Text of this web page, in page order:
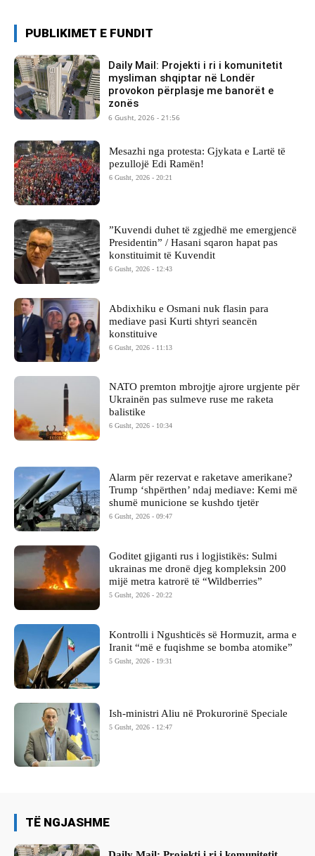
PUBLIKIMET E FUNDIT
Daily Mail: Projekti i ri i komunitetit
mysliman shqiptar në Londër
provokon përplasje me banorët e
zonës
6 Gusht, 2026 - 21:56
Mesazhi nga protesta: Gjykata e Lartë të
pezullojë Edi Ramën!
6 Gusht, 2026 - 20:21
​”Kuvendi duhet të zgjedhë me emergjencë
Presidentin” / Hasani sqaron hapat pas
konstituimit të Kuvendit
6 Gusht, 2026 - 12:43
Abdixhiku e Osmani nuk flasin para
mediave pasi Kurti shtyri seancën
konstituive
6 Gusht, 2026 - 11:13
NATO premton mbrojtje ajrore urgjente për
Ukrainën pas sulmeve ruse me raketa
balistike
6 Gusht, 2026 - 10:34
Alarm për rezervat e raketave amerikane?
Trump ‘shpërthen’ ndaj mediave: Kemi më
shumë municione se kushdo tjetër
6 Gusht, 2026 - 09:47
Goditet gjiganti rus i logjistikës: Sulmi
ukrainas me dronë djeg kompleksin 200
mijë metra katrorë të “Wildberries”
5 Gusht, 2026 - 20:22
Kontrolli i Ngushticës së Hormuzit, arma e
Iranit “më e fuqishme se bomba atomike”
5 Gusht, 2026 - 19:31
Ish-ministri ​Aliu në Prokurorinë Speciale
5 Gusht, 2026 - 12:47
TË NGJASHME